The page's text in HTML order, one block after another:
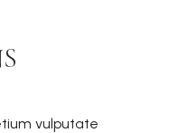
vulputate